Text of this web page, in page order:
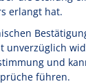
erlangt hat.
unverzüglich
und
führen.